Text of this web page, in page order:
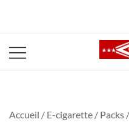
Accueil / E-cigarette / Packs